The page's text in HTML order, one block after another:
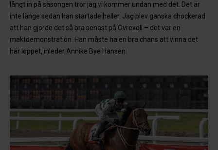
långt in på säsongen tror jag vi kommer undan med det. Det är
inte länge sedan han startade heller. Jag blev ganska chockerad
att han gjorde det så bra senast på Övrevoll – det var en
maktdemonstration. Han måste ha en bra chans att vinna det
här loppet, inleder Annike Bye Hansen.